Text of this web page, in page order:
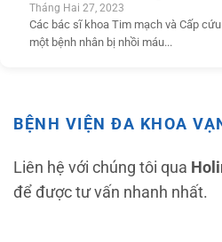
Tháng Hai 27, 2023
Các bác sĩ khoa Tim mạch và Cấp
một bệnh nhân bị nhồi máu...
BỆNH VIỆN ĐA KHOA
Liên hệ với chúng tôi qua
để được tư vấn nhanh nhất.